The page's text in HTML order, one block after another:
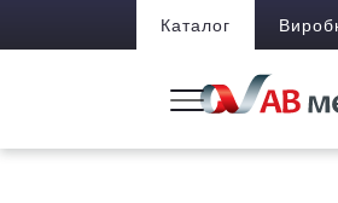
Каталог